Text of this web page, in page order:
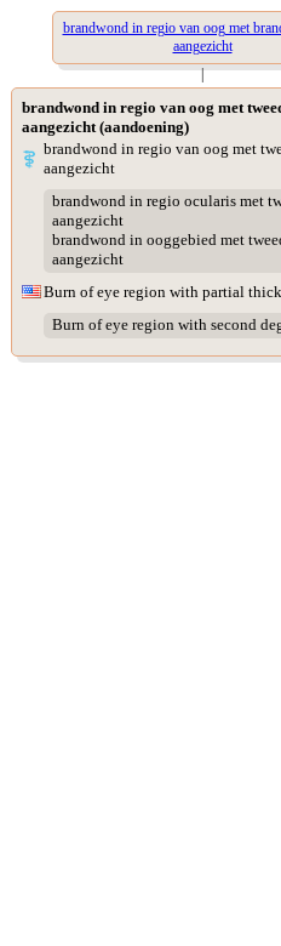
brandwond in regio van oog met
aangezicht
|
brandwond in regio van oog met
aangezicht (aandoening)
brandwond in regio van oog met
aangezicht
brandwond in regio ocularis met
aangezicht
brandwond in ooggebied met
aangezicht
Burn of eye region with partial
Burn of eye region with second